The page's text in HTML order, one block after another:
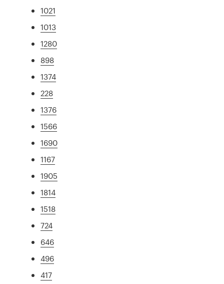
1021
1013
1280
898
1374
228
1376
1566
1690
1167
1905
1814
1518
724
646
496
417